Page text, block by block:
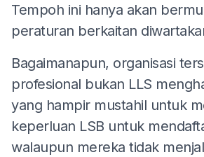
Tempoh ini hanya akan
peraturan berkaitan
Bagaimanapun, organisasi
profesional bukan LLS
yang hampir mustahil untuk
keperluan LSB untuk
walaupun mereka tidak